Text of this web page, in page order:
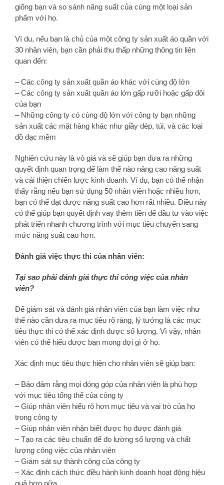
giống bạn và so sánh năng suất của cùng một loại sản
phẩm với họ.
Ví du, nếu bạn là chủ của một công ty sản xuất áo quần với
30 nhân viên, bạn cần phải thu thấp những thông tin liên
quan đến:
– Các công ty sản xuất quần áo khác với cùng độ lớn
– Các công ty sản xuất quần áo lớn gấp rưỡi hoặc gấp đôi
của bạn
– Những công ty có cùng độ lớn với công ty bạn những
sản xuất các mặt hàng khác như giầy dép, túi, và các loại
đồ đạc mềm
Nghiên cứu này là vô giá và sẽ giúp bạn đưa ra những
quyết định quan trọng để làm thế nào nâng cao năng suất
và cải thiện chiến lược kinh doanh. Ví dụ, bạn có thể nhận
thấy rằng nếu bạn sử dụng 50 nhân viên hoặc nhiều hơn,
bạn có thể đạt được năng suất cao hơn rất nhiều. Điều này
có thể giúp bạn quyết định vay thêm tiền để đầu tư vào việc
phát triển nhanh chương trình với mục tiêu chuyển sang
mức năng suất cao hơn.
Đánh giá việc thực thi của nhân viên:
Tại sao phải đánh giá thực thi công việc của nhân
viên?
Để giám sát và đánh giá nhân viên của bạn làm việc như
thế nào cần đưa ra mục tiêu rõ ràng, lý tưởng là các mục
tiêu thực thi có thể xác định được số lượng. Vì vậy, nhân
viên có thể hiểu được bạn mong đợi gì ở họ.
Xác định mục tiêu thực hiện cho nhân viên sẽ giúp bạn:
– Bảo đảm rằng mọi đóng góp của nhân viên là phù hợp
với mục tiêu tổng thể của công ty
– Giúp nhân viên hiểu rõ hơn mục tiêu và vai trò của họ
trong công ty
– Giúp nhân viên nhận biết được họ được đánh giá
– Tạo ra các tiêu chuẩn để đo lường số lượng và chất
lượng công việc của nhân viên
– Giám sát sự thành công của công ty
– Xác định cách thức điều hành kinh doanh hoạt động hiệu
quả hơn nữa